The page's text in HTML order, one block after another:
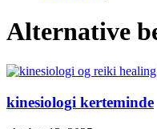
Alternative
kinesiologi kerteminde